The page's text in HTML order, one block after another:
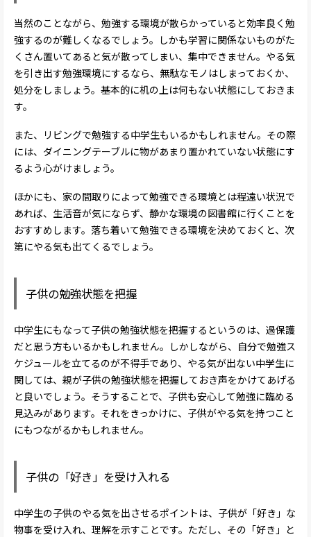
当然のことながら、勉強する環境が散らかっていると効率良く勉
強するのが難しくなるでしょう。しかも学習に関係ないものがた
くさん置いてあると気が散ってしまい、集中できません。やる気
を引き出す勉強環境にするなら、無駄なモノはしまっておくか、
処分をしましょう。基本的に机の上は何もない状態にしておきま
す。
また、リビングで勉強する中学生もいるかもしれません。その際
には、ダイニングテーブルに物があまり置かれていない状態にす
るよう心がけましょう。
ほかにも、家の間取りによって勉強できる環境とは程遠い状況で
あれば、生活音が気にならず、静かな環境の図書館に行くことを
おすすめします。落ち着いて勉強できる環境を決めておくと、次
第にやる気も出てくるでしょう。
子供の勉強状態を把握
中学生にもなって子供の勉強状態を把握するというのは、過保護
だと思う方もいるかもしれません。しかしながら、自分で勉強ス
ケジュールを立てるのが不得手であり、やる気が出ない中学生に
関しては、親が子供の勉強状態を把握しておき声をかけてあげる
と良いでしょう。そうすることで、子供も安心して勉強に臨める
見込みがあります。それをきっかけに、子供がやる気を持つこと
にもつながるかもしれません。
子供の「好き」を受け入れる
中学生の子供のやる気を出させるポイントは、子供が「好き」な
物事を受け入れ、理解を示すことです。ただし、その「好き」と